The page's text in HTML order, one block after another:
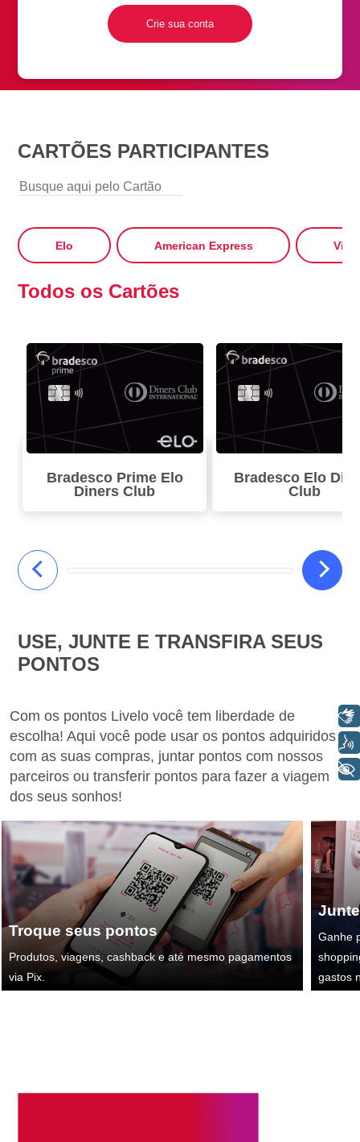
Crie sua conta
CARTÕES PARTICIPANTES
Elo American Express Visa
Todos os Cartões
Bradesco Prime Elo
Diners Club
Bradesco Elo
Club
USE, JUNTE E TRANSFIRA SEUS
PONTOS
Com os pontos Livelo você tem liberdade de
escolha! Aqui você pode usar os pontos adquiridos
com as suas compras, juntar pontos com nossos
parceiros ou transferir pontos para fazer a viagem
dos seus sonhos!
Troque seus pontos
Produtos, viagens, cashback e até mesmo pagamentos
via Pix.
Ganhe
gastos
Libras
Voz
+ Acessibilidade